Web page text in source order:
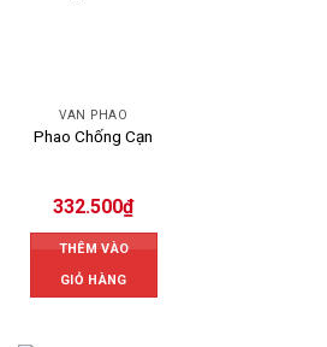
VAN PHAO
Phao Chống Cạn
332.500₫
THÊM VÀO
GIỎ HÀNG